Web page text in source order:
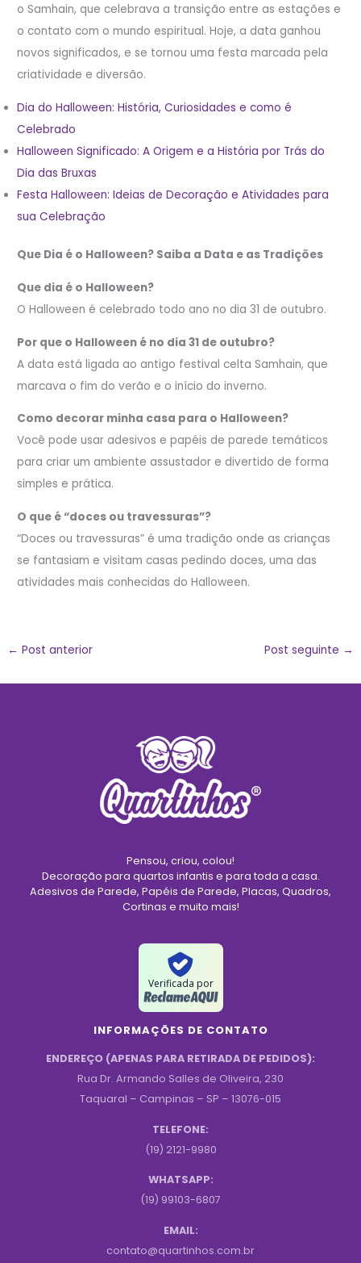
o Samhain, que celebrava a transição entre as estações e
o contato com o mundo espiritual. Hoje, a data ganhou
novos significados, e se tornou uma festa marcada pela
criatividade e diversão.
Dia do Halloween: História, Curiosidades e como é
Celebrado
Halloween Significado: A Origem e a História por Trás do
Dia das Bruxas
Festa Halloween: Ideias de Decoração e Atividades para
sua Celebração
Que Dia é o Halloween? Saiba a Data e as Tradições
Que dia é o Halloween?
O Halloween é celebrado todo ano no dia 31 de outubro.
Por que o Halloween é no dia 31 de outubro?
A data está ligada ao antigo festival celta Samhain, que
marcava o fim do verão e o início do inverno.
Como decorar minha casa para o Halloween?
Você pode usar adesivos e papéis de parede temáticos
para criar um ambiente assustador e divertido de forma
simples e prática.
O que é “doces ou travessuras”?
“Doces ou travessuras” é uma tradição onde as crianças
se fantasiam e visitam casas pedindo doces, uma das
atividades mais conhecidas do Halloween.
← Post anterior Post seguinte →
Pensou, criou, colou!
Decoração para quartos infantis e para toda a casa.
Adesivos de Parede, Papéis de Parede, Placas, Quadros,
Cortinas e muito mais!
Verificada por
INFORMAÇÕES DE CONTATO
ENDEREÇO (APENAS PARA RETIRADA DE PEDIDOS):
Rua Dr. Armando Salles de Oliveira, 230
Taquaral – Campinas – SP – 13076-015
TELEFONE:
(19) 2121-9980
WHATSAPP:
(19) 99103-6807
EMAIL:
contato@quartinhos.com.br